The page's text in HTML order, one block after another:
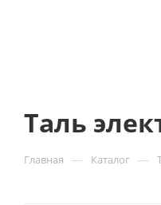
Таль
Главная — Каталог —